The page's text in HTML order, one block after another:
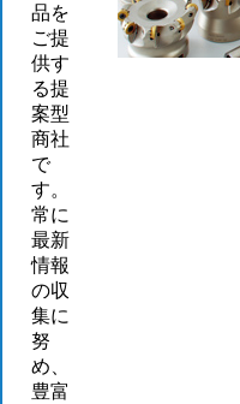
品を
ご提
供す
る提
案型
商社
で
す。
常に
最新
情報
の収
集に
努
め、
豊富